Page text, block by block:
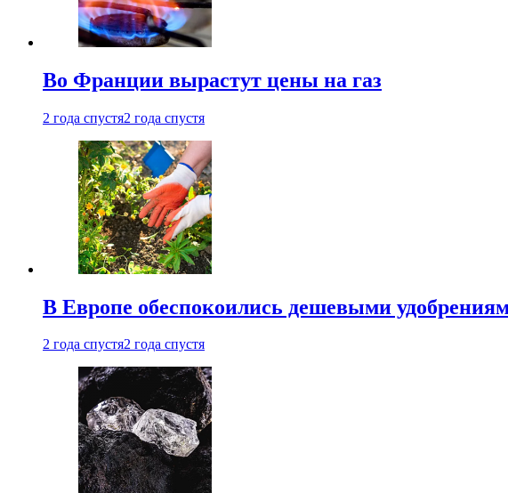
Во Франции вырастут цены на газ
2 года спустя2 года спустя
В Европе обеспокоились дешевыми
2 года спустя2 года спустя